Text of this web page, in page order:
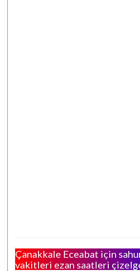
Çanakkale Eceabat için
vakitleri ezan saatleri